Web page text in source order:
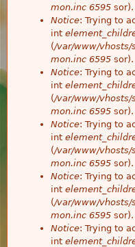
mon.inc 6595 sor).
Notice: Trying to
int
(/var/www/vhosts/
mon.inc 6595 sor).
Notice: Trying to
int
(/var/www/vhosts/
mon.inc 6595 sor).
Notice: Trying to
int
(/var/www/vhosts/
mon.inc 6595 sor).
Notice: Trying to
int
(/var/www/vhosts/
mon.inc 6595 sor).
Notice: Trying to
int